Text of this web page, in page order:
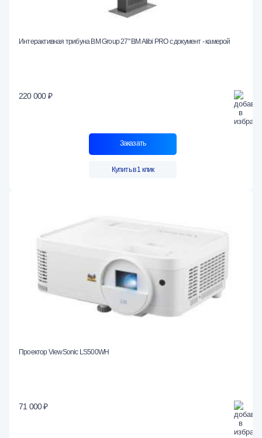
Интерактивная трибуна BM Group 27" BM Alibi PRO с документ - камерой
220 000 ₽
Заказать
Купить в 1 клик
Проектор ViewSonic LS500WH
71 000 ₽